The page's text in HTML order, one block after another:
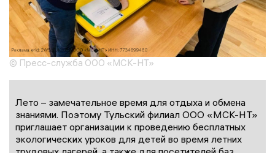
© Пресс-служба ООО «МСК-НТ»
Лето – замечательное время для отдыха и обмена
знаниями. Поэтому Тульский филиал ООО «МСК-НТ»
приглашает организации к проведению бесплатных
экологических уроков для детей во время летних